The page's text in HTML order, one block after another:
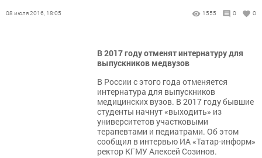
08 июля 2016, 18:05 1555 0 0
В 2017 году отменят интернатуру для
выпускников медвузов
В России с этого года отменяется
интернатура для выпускников
медицинских вузов. В 2017 году бывшие
студенты начнут «выходить» из
университетов участковыми
терапевтами и педиатрами. Об этом
сообщил в интервью ИА «Татар-информ»
ректор КГМУ Алексей Созинов.